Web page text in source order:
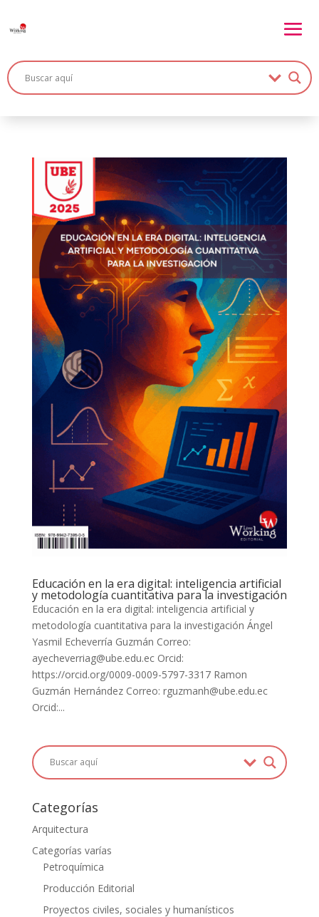
Educación en la era digital: inteligencia artificial
y metodología cuantitativa para la investigación
Educación en la era digital: inteligencia artificial y
metodología cuantitativa para la investigación Ángel
Yasmil Echeverría Guzmán Correo:
ayecheverriag@ube.edu.ec Orcid:
https://orcid.org/0009-0009-5797-3317 Ramon
Guzmán Hernández Correo: rguzmanh@ube.edu.ec
Orcid:...
Categorías
Arquitectura
Categorías varías
Petroquímica
Producción Editorial
Proyectos civiles, sociales y humanísticos